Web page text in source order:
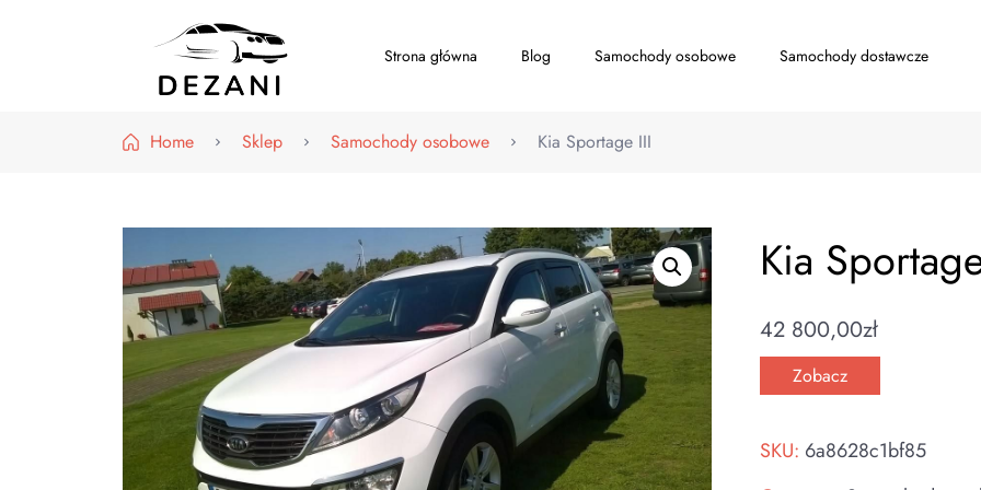
Strona główna Blog Samochody osobowe Samochody dostawcze
Home Sklep Samochody osobowe Kia Sportage III
Kia
42 800,00zł
Zobacz
SKU: 6a8628c1bf85